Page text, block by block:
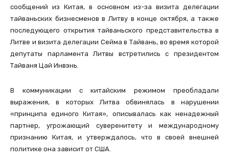
сообщений из Китая, в основном из-за визита делегации
тайваньских бизнесменов в Литву в конце октября, а также
последующего открытия тайваньского представительства в
Литве и визита делегации Сейма в Тайвань, во время которой
депутаты парламента Литвы встретились с президентом
Тайваня Цай Инвэнь.
В коммуникации с китайским режимом преобладали
выражения, в которых Литва обвинялась в нарушении
«принципа единого Китая», описывалась как ненадежный
партнер, угрожающий суверенитету и международному
признанию Китая, и утверждалось, что в своей внешней
политике она зависит от США.